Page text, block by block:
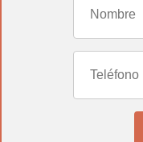
equipo de
médicoestá
a través del
asegurar que